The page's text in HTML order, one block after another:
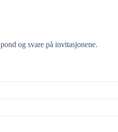
og svare på invitasjonene.